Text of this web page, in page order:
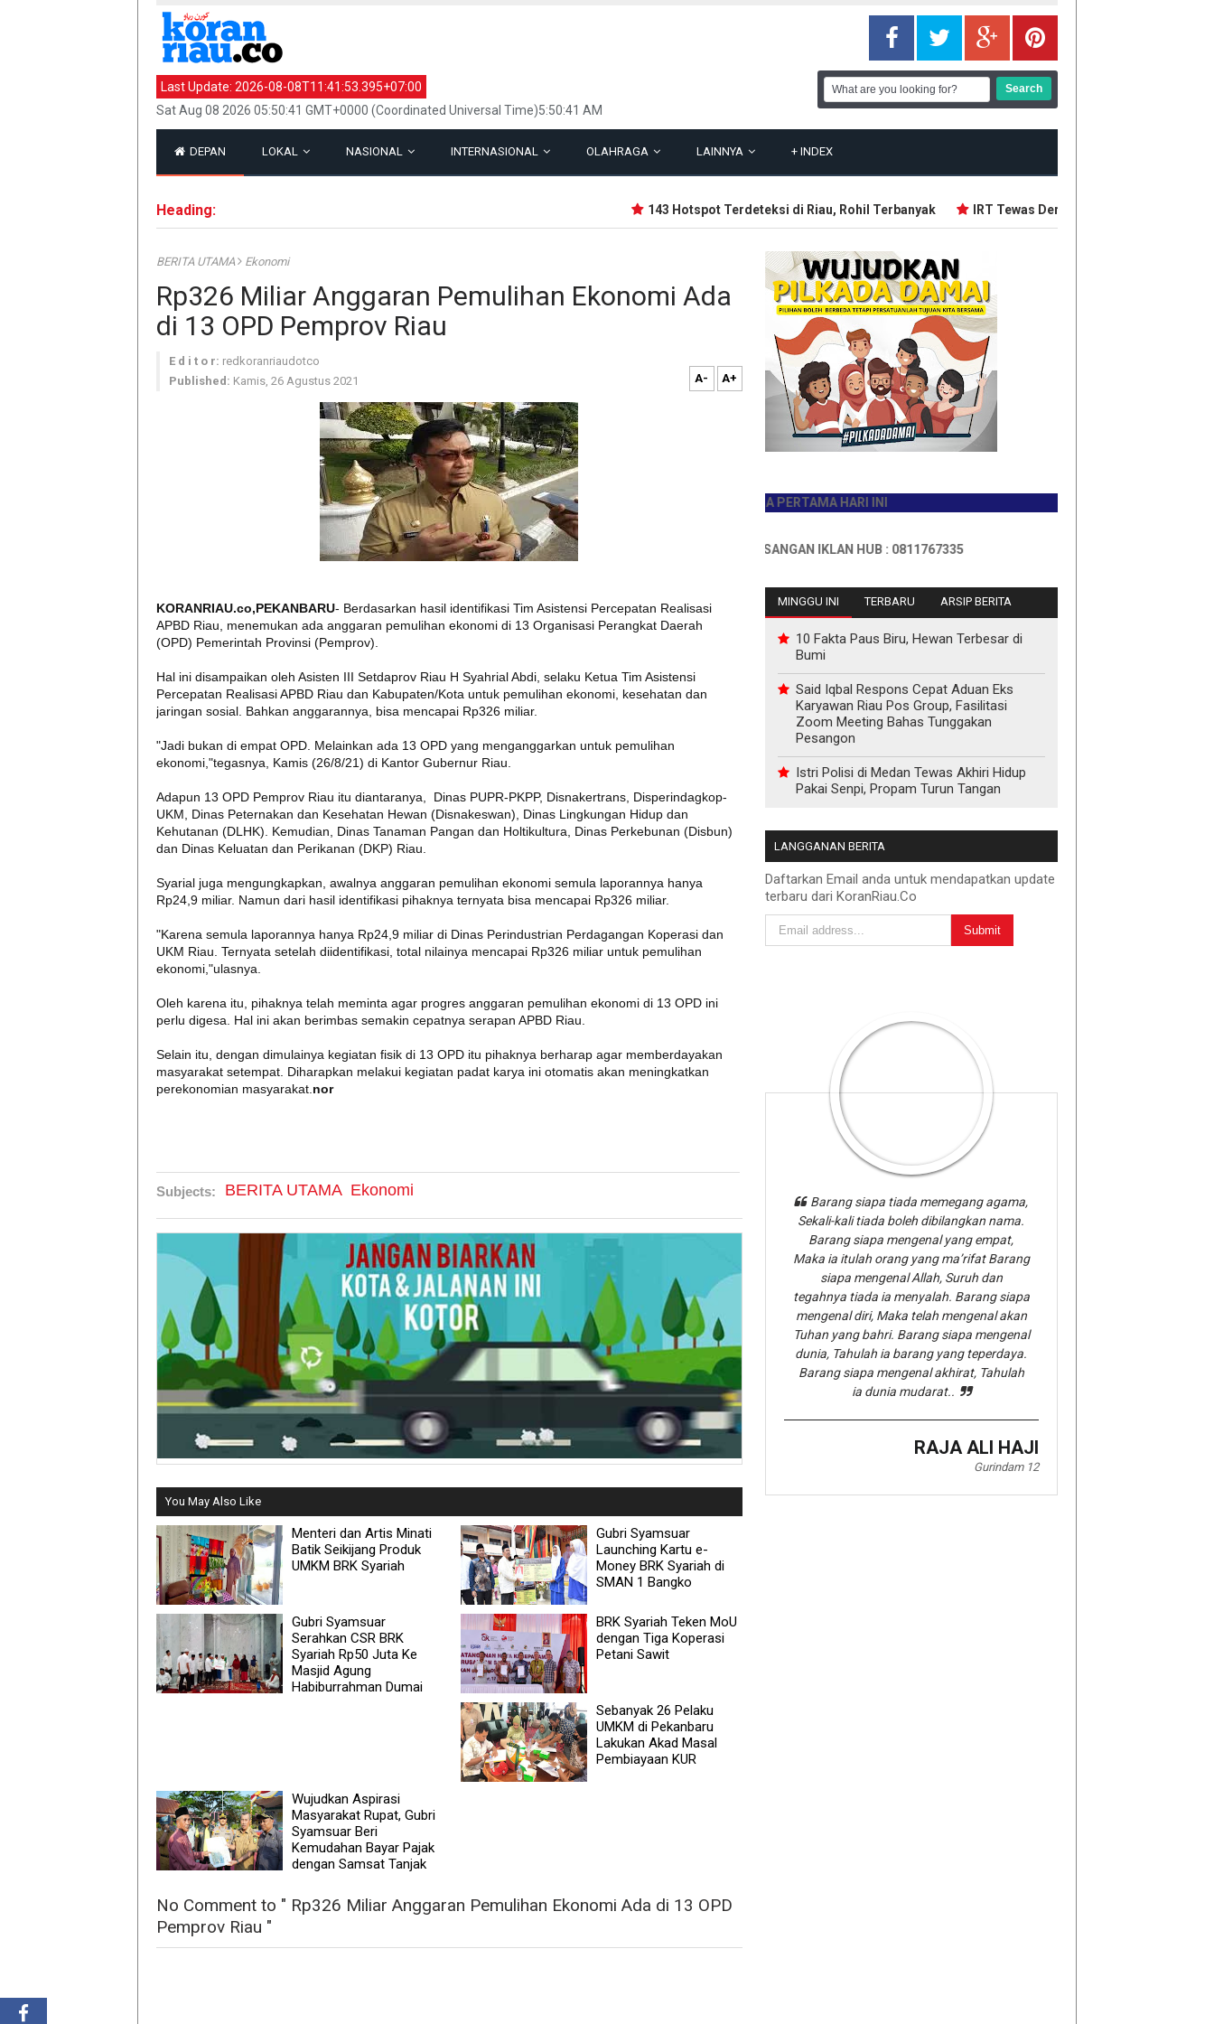
Last Update: 2026-08-08T11:41:53.395+07:00
Sat Aug 08 2026 05:50:41 GMT+0000 (Coordinated Universal Time)5:50:41 AM
DEPAN LOKAL NASIONAL INTERNASIONAL OLAHRAGA LAINNYA + INDEX
Heading: 143 Hotspot Terdeteksi di Riau, Rohil Terbanyak IRT Tewas Dersimbah Darah, Ditebas
BERITA UTAMA Ekonomi
Rp326 Miliar Anggaran Pemulihan Ekonomi Ada
di 13 OPD Pemprov Riau
E d i t o r: redkoranriaudotco
Published: Kamis, 26 Agustus 2021 A- A+
KORANRIAU.co,PEKANBARU- Berdasarkan hasil identifikasi Tim Asistensi Percepatan Realisasi
APBD Riau, menemukan ada anggaran pemulihan ekonomi di 13 Organisasi Perangkat Daerah
(OPD) Pemerintah Provinsi (Pemprov).
Hal ini disampaikan oleh Asisten III Setdaprov Riau H Syahrial Abdi, selaku Ketua Tim Asistensi
Percepatan Realisasi APBD Riau dan Kabupaten/Kota untuk pemulihan ekonomi, kesehatan dan
jaringan sosial. Bahkan anggarannya, bisa mencapai Rp326 miliar.
"Jadi bukan di empat OPD. Melainkan ada 13 OPD yang menganggarkan untuk pemulihan
ekonomi,"tegasnya, Kamis (26/8/21) di Kantor Gubernur Riau.
Adapun 13 OPD Pemprov Riau itu diantaranya, Dinas PUPR-PKPP, Disnakertrans, Disperindagkop-
UKM, Dinas Peternakan dan Kesehatan Hewan (Disnakeswan), Dinas Lingkungan Hidup dan
Kehutanan (DLHK). Kemudian, Dinas Tanaman Pangan dan Holtikultura, Dinas Perkebunan (Disbun)
dan Dinas Keluatan dan Perikanan (DKP) Riau.
Syarial juga mengungkapkan, awalnya anggaran pemulihan ekonomi semula laporannya hanya
Rp24,9 miliar. Namun dari hasil identifikasi pihaknya ternyata bisa mencapai Rp326 miliar.
"Karena semula laporannya hanya Rp24,9 miliar di Dinas Perindustrian Perdagangan Koperasi dan
UKM Riau. Ternyata setelah diidentifikasi, total nilainya mencapai Rp326 miliar untuk pemulihan
ekonomi,"ulasnya.
Oleh karena itu, pihaknya telah meminta agar progres anggaran pemulihan ekonomi di 13 OPD ini
perlu digesa. Hal ini akan berimbas semakin cepatnya serapan APBD Riau.
Selain itu, dengan dimulainya kegiatan fisik di 13 OPD itu pihaknya berharap agar memberdayakan
masyarakat setempat. Diharapkan melakui kegiatan padat karya ini otomatis akan meningkatkan
perekonomian masyarakat. nor
Subjects: BERITA UTAMA Ekonomi
You May Also Like
Menteri dan Artis Minati
Batik Seikijang Produk
UMKM BRK Syariah
Gubri Syamsuar
Launching Kartu e-
Money BRK Syariah di
SMAN 1 Bangko
Gubri Syamsuar
Serahkan CSR BRK
Syariah Rp50 Juta Ke
Masjid Agung
Habiburrahman Dumai
BRK Syariah Teken MoU
dengan Tiga Koperasi
Petani Sawit
Sebanyak 26 Pelaku
UMKM di Pekanbaru
Lakukan Akad Masal
Pembiayaan KUR
Wujudkan Aspirasi
Masyarakat Rupat, Gubri
Syamsuar Beri
Kemudahan Bayar Pajak
dengan Samsat Tanjak
No Comment to " Rp326 Miliar Anggaran Pemulihan Ekonomi Ada di 13 OPD
Pemprov Riau "
JADILAH PEMBACA PERTAMA HARI INI
INFO PEMASANGAN IKLAN HUB : 0811767335
MINGGU INI TERBARU ARSIP BERITA
10 Fakta Paus Biru, Hewan Terbesar di
Bumi
Said Iqbal Respons Cepat Aduan Eks
Karyawan Riau Pos Group, Fasilitasi
Zoom Meeting Bahas Tunggakan
Pesangon
Istri Polisi di Medan Tewas Akhiri Hidup
Pakai Senpi, Propam Turun Tangan
LANGGANAN BERITA
Daftarkan Email anda untuk mendapatkan update
terbaru dari KoranRiau.Co
Barang siapa tiada memegang agama,
Sekali-kali tiada boleh dibilangkan nama.
Barang siapa mengenal yang empat,
Maka ia itulah orang yang ma’rifat Barang
siapa mengenal Allah, Suruh dan
tegahnya tiada ia menyalah. Barang siapa
mengenal diri, Maka telah mengenal akan
Tuhan yang bahri. Barang siapa mengenal
dunia, Tahulah ia barang yang teperdaya.
Barang siapa mengenal akhirat, Tahulah
ia dunia mudarat..
RAJA ALI HAJI
Gurindam 12